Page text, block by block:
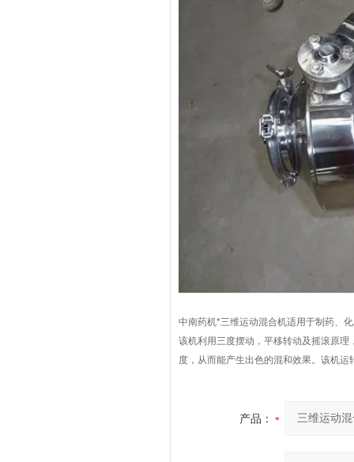
中南药机*三维运动混合机适用于制药、
该机利用三度摆动，平移转动及摇滚原
度，从而能产生出色的混和效果。该机
产品：